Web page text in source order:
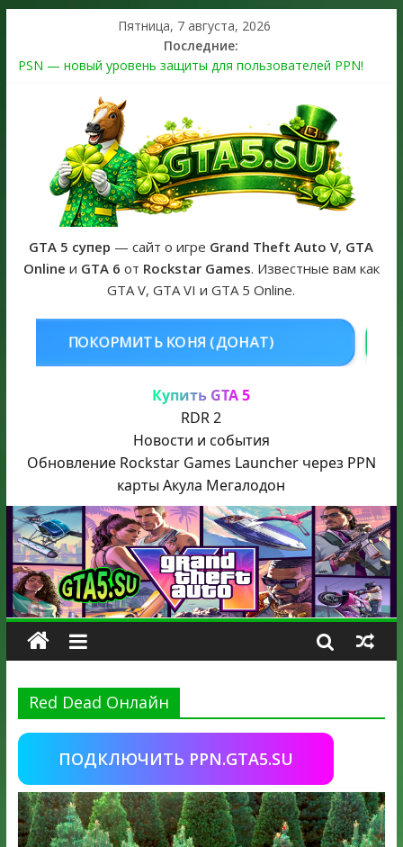
Пятница, 7 августа, 2026
Последние:
PSN — новый уровень защиты для пользователей PPN!
The Kortz Center Heist выйдет в GTA Online уже 14 июля
Регистрация в Rockstar Games Social Club ошибка #1.500.7:
как зарегистрировать аккаунт и войти без проблем в 2026
Получайте особые награды в GTA Online по программе
Fine Art Collector
GTA 6 официальная обложка игры и Предзаказ Grand Theft
Auto VI
GTA 5 супер — сайт о игре Grand Theft Auto V, GTA
Online и GTA 6 от Rockstar Games. Известные вам как
GTA V, GTA VI и GTA 5 Online.
(ДОНАТ) КУПИТЬ GTA 5
Купить GTA 5
RDR 2
Новости и события
Обновление Rockstar Games Launcher через PPN
карты Акула Мегалодон
Red Dead Онлайн
ПОДКЛЮЧИТЬ PPN.GTA5.SU